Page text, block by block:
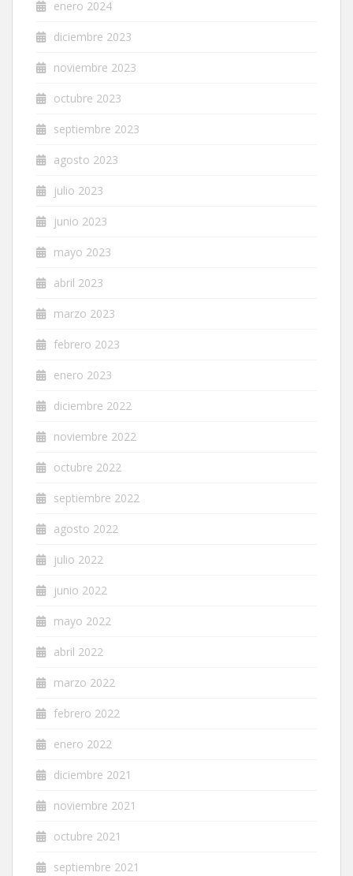
enero 2024
diciembre 2023
noviembre 2023
octubre 2023
septiembre 2023
agosto 2023
julio 2023
junio 2023
mayo 2023
abril 2023
marzo 2023
febrero 2023
enero 2023
diciembre 2022
noviembre 2022
octubre 2022
septiembre 2022
agosto 2022
julio 2022
junio 2022
mayo 2022
abril 2022
marzo 2022
febrero 2022
enero 2022
diciembre 2021
noviembre 2021
octubre 2021
septiembre 2021